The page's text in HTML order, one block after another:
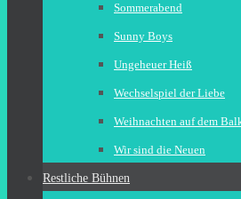
Sommerabend
Sunny Boys
Ungeheuer Heiß
Wechselspiel der Liebe
Weihnachten auf dem
Wir sind die Neuen
Restliche Bühnen